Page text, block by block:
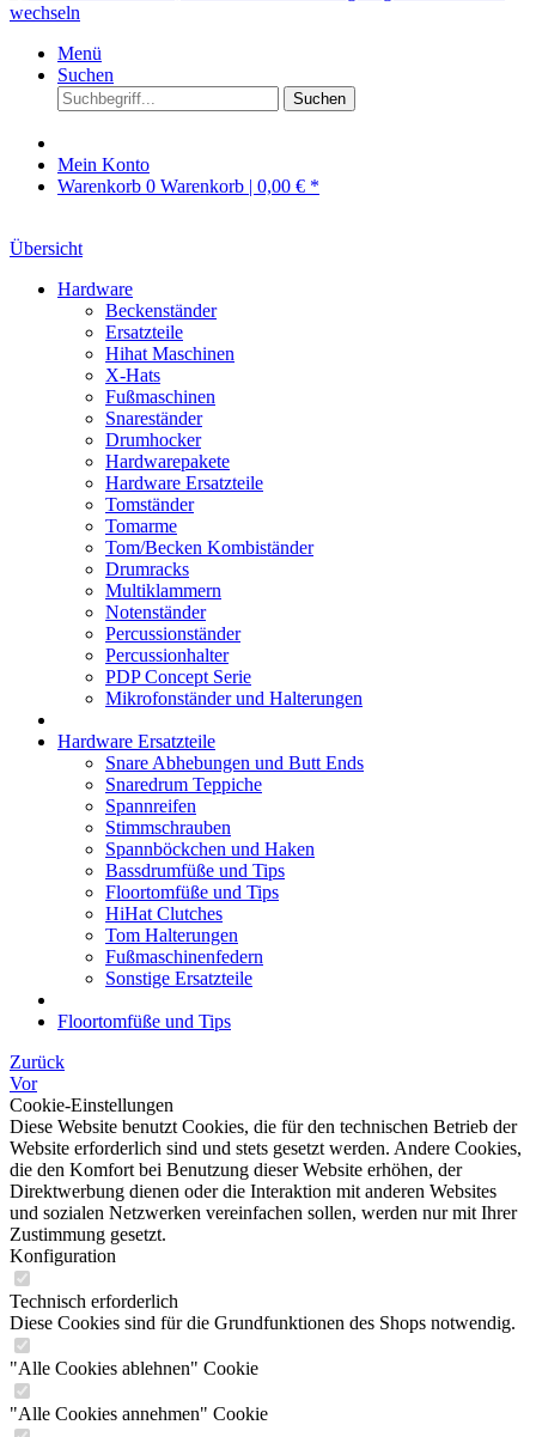
Menü
Suchen
Suchen
Mein Konto
Warenkorb 0 Warenkorb | 0,00 € *
Übersicht
Hardware
Beckenständer
Ersatzteile
Hihat Maschinen
X-Hats
Fußmaschinen
Snareständer
Drumhocker
Hardwarepakete
Hardware Ersatzteile
Tomständer
Tomarme
Tom/Becken Kombiständer
Drumracks
Multiklammern
Notenständer
Percussionständer
Percussionhalter
PDP Concept Serie
Mikrofonständer und Halterungen
Hardware Ersatzteile
Snare Abhebungen und Butt Ends
Snaredrum Teppiche
Spannreifen
Stimmschrauben
Spannböckchen und Haken
Bassdrumfüße und Tips
Floortomfüße und Tips
HiHat Clutches
Tom Halterungen
Fußmaschinenfedern
Sonstige Ersatzteile
Floortomfüße und Tips
Zurück
Vor
Cookie-Einstellungen
Diese Website benutzt Cookies, die für den technischen Betrieb der
Website erforderlich sind und stets gesetzt werden. Andere Cookies,
die den Komfort bei Benutzung dieser Website erhöhen, der
Direktwerbung dienen oder die Interaktion mit anderen Websites
und sozialen Netzwerken vereinfachen sollen, werden nur mit Ihrer
Zustimmung gesetzt.
Konfiguration
Technisch erforderlich
Diese Cookies sind für die Grundfunktionen des Shops notwendig.
"Alle Cookies ablehnen" Cookie
"Alle Cookies annehmen" Cookie